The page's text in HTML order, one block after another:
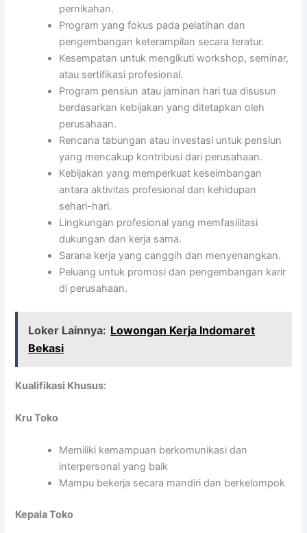
pernikahan.
Program yang fokus pada pelatihan dan
pengembangan keterampilan secara teratur.
Kesempatan untuk mengikuti workshop, seminar,
atau sertifikasi profesional.
Program pensiun atau jaminan hari tua disusun
berdasarkan kebijakan yang ditetapkan oleh
perusahaan.
Rencana tabungan atau investasi untuk pensiun
yang mencakup kontribusi dari perusahaan.
Kebijakan yang memperkuat keseimbangan
antara aktivitas profesional dan kehidupan
sehari-hari.
Lingkungan profesional yang memfasilitasi
dukungan dan kerja sama.
Sarana kerja yang canggih dan menyenangkan.
Peluang untuk promosi dan pengembangan karir
di perusahaan.
Loker Lainnya: Lowongan Kerja Indomaret
Bekasi
Kualifikasi Khusus:
Kru Toko
Memiliki kemampuan berkomunikasi dan
interpersonal yang baik
Mampu bekerja secara mandiri dan berkelompok
Kepala Toko